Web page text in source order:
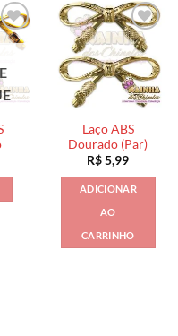
Laço ABS
Dourado (Par)
R$5,99
ADICIONAR
AO
CARRINHO